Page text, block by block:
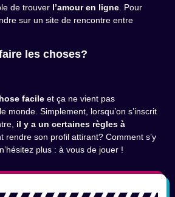
de trouver l’amour en ligne . Pour
sur un site de rencontre entre
les choses?
facile et ça ne vient pas
monde. Simplement, lorsqu’on s’inscrit
il y a un certaines règles à
rendre son profil attirant? Comment s’y
plus : à vous de jouer !